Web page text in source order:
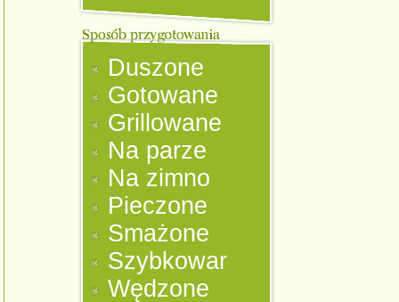
Duszone
Gotowane
Grillowane
Na parze
Na zimno
Pieczone
Smażone
Szybkowar
Wędzone